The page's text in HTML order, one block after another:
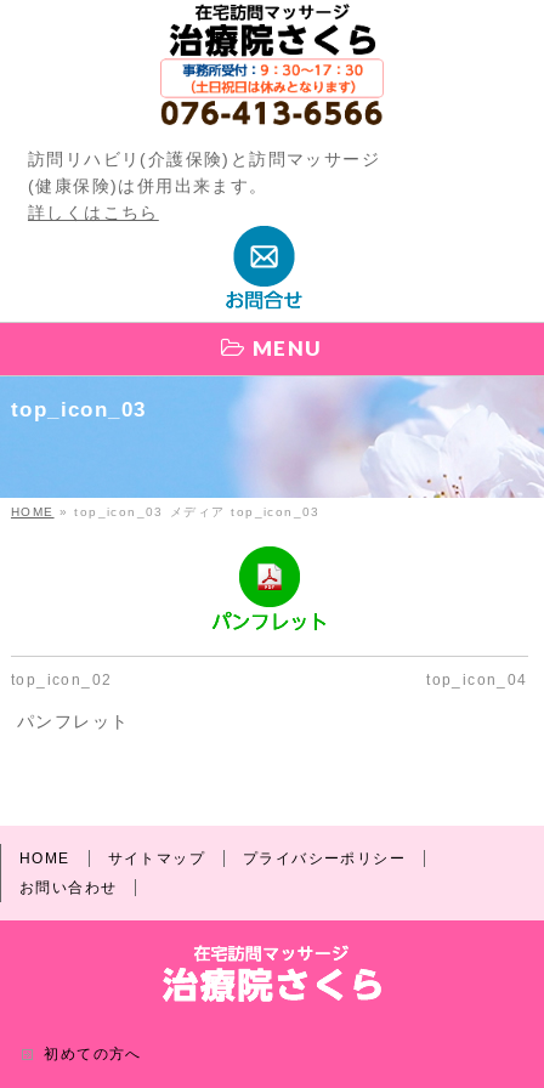
訪問リハビリ(介護保険)と訪問マッサージ
(健康保険)は併用出来ます。
詳しくはこちら
MENU
top_icon_03
HOME » top_icon_03 メディア top_icon_03
top_icon_02 top_icon_04
パンフレット
HOME サイトマップ
プライバシーポリシー
お問い合わせ
初めての方へ